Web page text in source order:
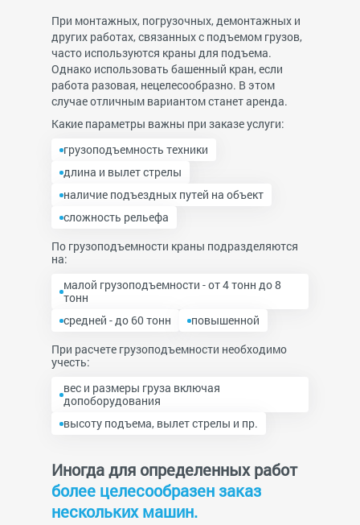
При монтажных, погрузочных, демонтажных и
других работах, связанных с подъемом грузов,
часто используются краны для подъема.
Однако использовать башенный кран, если
работа разовая, нецелесообразно. В этом
случае отличным вариантом станет аренда.
Какие параметры важны при заказе услуги:
грузоподъемность техники
длина и вылет стрелы
наличие подъездных путей на объект
сложность рельефа
По грузоподъемности краны подразделяются
на:
малой грузоподъемности - от 4 тонн до 8
тонн
средней - до 60 тонн
повышенной
При расчете грузоподъемности необходимо
учесть:
вес и размеры груза включая
допоборудования
высоту подъема, вылет стрелы и пр.
Иногда для определенных работ
более целесообразен заказ
нескольких машин.